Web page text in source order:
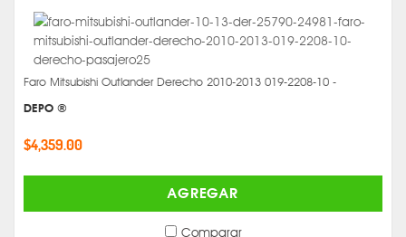
Faro Mitsubishi Outlander Derecho 2010-2013 019-2208-10 -
DEPO ®
$4,359.00
AGREGAR
Comparar